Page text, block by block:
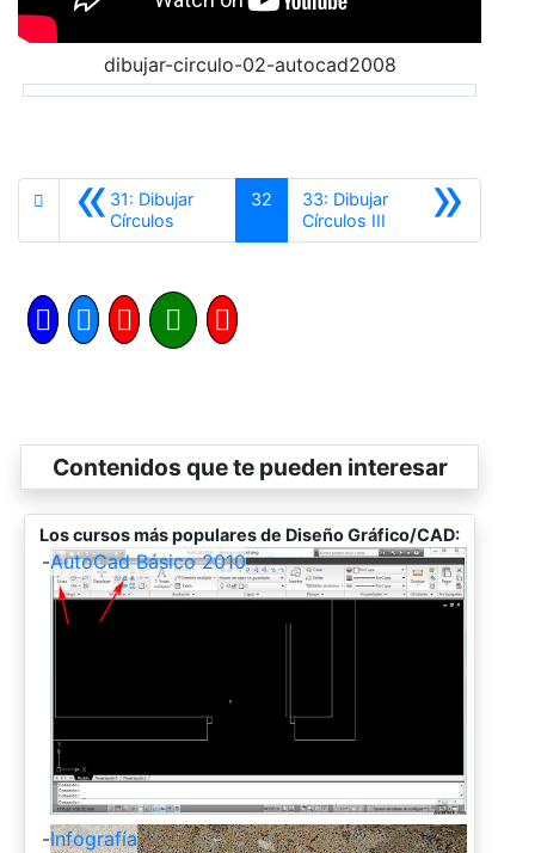
dibujar-circulo-02-autocad2008
«31: Dibujar
Círculos
32 »
33: Dibujar
Círculos IIISiguiente
Contenidos que te pueden interesar
Los cursos más populares de Diseño Gráfico/CAD:
-AutoCad Básico 2010
-Infografía